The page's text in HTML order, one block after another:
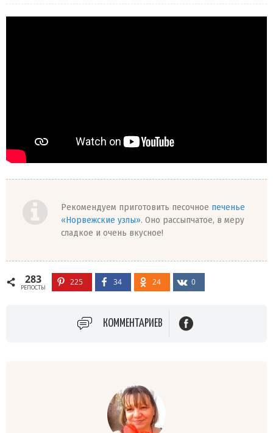
Рекомендуем приготовить песочное печенье
«Норвежские узлы». Оно рассыпчатое, в меру
сладкое и очень вкусное!
283
РЕПОСТЫ
225 34 24 0
КОММЕНТАРИЕВ